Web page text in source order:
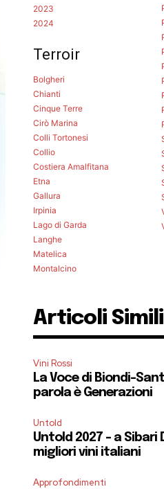
2023
2024
Terroir
Bolgheri
Chianti
Cinque Terre
Cirò Marina
Colli Tortonesi
Collio
Costiera Amalfitana
Etna
Gallura
Irpinia
Lago di Garda
Langhe
Matelica
Montalcino
Articoli Simili
Vini Rossi
La Voce di Biondi-
parola è Generazioni
Untold
Untold 2027 – a
migliori vini italiani
Approfondimenti